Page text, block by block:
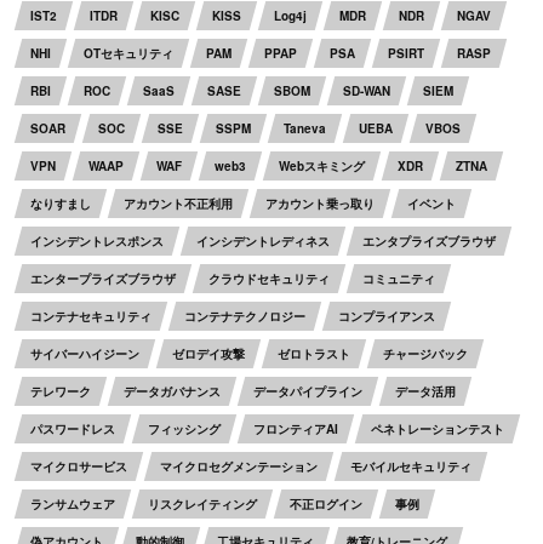
IST2 ITDR KISC KISS Log4j MDR NDR NGAV
NHI OTセキュリティ PAM PPAP PSA PSIRT RASP
RBI ROC SaaS SASE SBOM SD-WAN SIEM
SOAR SOC SSE SSPM Taneva UEBA VBOS
VPN WAAP WAF web3 Webスキミング XDR ZTNA
なりすまし アカウント不正利用 アカウント乗っ取り イベント
インシデントレスポンス インシデントレディネス エンタプライズブラウザ
エンタープライズブラウザ クラウドセキュリティ コミュニティ
コンテナセキュリティ コンテナテクノロジー コンプライアンス
サイバーハイジーン ゼロデイ攻撃 ゼロトラスト チャージバック
テレワーク データガバナンス データパイプライン データ活用
パスワードレス フィッシング フロンティアAI ペネトレーションテスト
マイクロサービス マイクロセグメンテーション モバイルセキュリティ
ランサムウェア リスクレイティング 不正ログイン 事例